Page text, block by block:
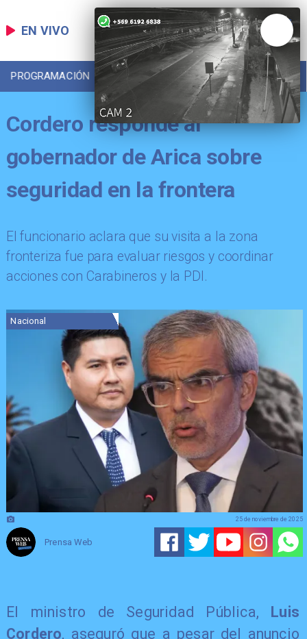
EN VIVO
PROGRAMACIÓN LOCAL DEPORTES
Cordero responde al
gobernador de Arica sobre
seguridad en la frontera
El funcionario aclara que su visita a la zona
fronteriza fue para evaluar riesgos y coordinar
acciones con Carabineros y la PDI.
Nacional
Prensa Web
25 de noviembre de 2025
El ministro de Seguridad Pública, Luis
Cordero, aseguró que a pesar del anuncio